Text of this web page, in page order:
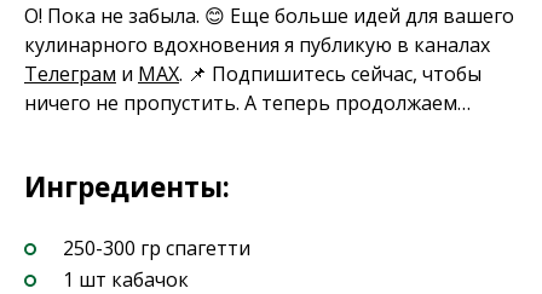
О! Пока не забыла. 😊 Еще больше идей для вашего
кулинарного вдохновения я публикую в каналах
Телеграм и MAX. 📌 Подпишитесь сейчас, чтобы
ничего не пропустить. А теперь продолжаем…
Ингредиенты:
250-300 гр спагетти
1 шт кабачок